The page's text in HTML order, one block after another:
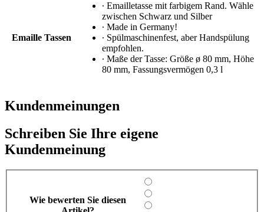
Emaille Tassen
∙ Emailletasse mit farbigem Rand. Wähle
zwischen Schwarz und Silber
∙ Made in Germany!
∙ Spülmaschinenfest, aber Handspülung
empfohlen.
∙ Maße der Tasse: Größe ø 80 mm, Höhe
80 mm, Fassungsvermögen 0,3 l
Kundenmeinungen
Schreiben Sie Ihre eigene
Kundenmeinung
Wie bewerten Sie diesen